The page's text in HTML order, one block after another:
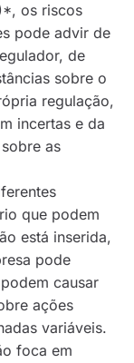
os riscos
pode advir de
de
sobre o
regulação,
incertas e da
as
que podem
está inserida,
pode
causar
ações
variáveis.
foca em